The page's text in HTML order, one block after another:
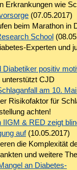
Erkrankungen wie
(07.05.2017)
beim Marathon in
School
Experten und
Diabetiker positiv
CJD
am 10.
Risikofaktor für
achten!
IIGM & RED zeigt
auf(10.05.2017)
die Komplexität
und weitere
an Diabetes-